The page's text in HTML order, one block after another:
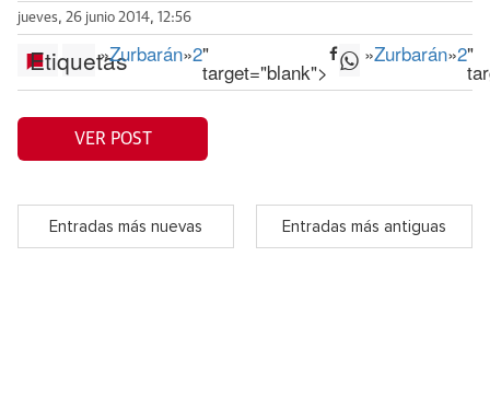
jueves, 26 junio 2014, 12:56
Etiquetas
»Zurbarán»2"
target="blank">
»Zurbarán»2"
VER POST
Entradas más nuevas Entradas más antiguas